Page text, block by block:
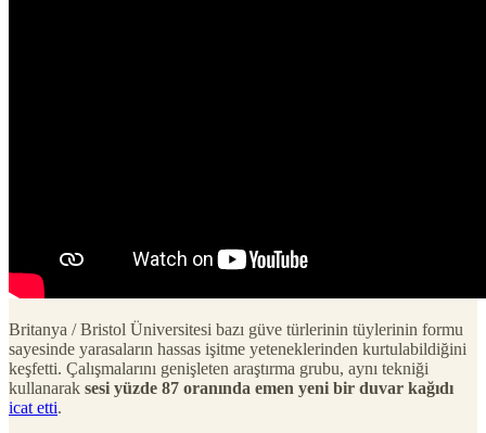
Britanya / Bristol Üniversitesi bazı güve türlerinin tüylerinin formu
sayesinde yarasaların hassas işitme yeteneklerinden kurtulabildiğini
keşfetti. Çalışmalarını genişleten araştırma grubu, aynı tekniği
kullanarak sesi yüzde 87 oranında emen yeni bir duvar kağıdı
icat etti.